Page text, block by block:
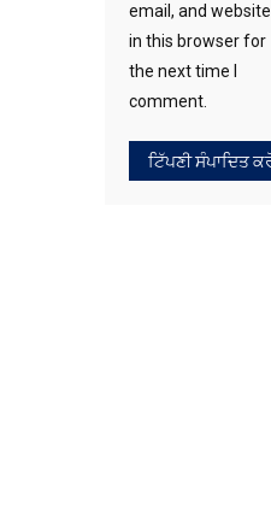
email, and website
in this browser for
the next time I
comment.